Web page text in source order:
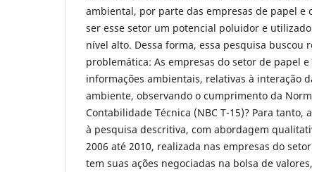
ambiental, por parte das empresas de papel e
ser esse setor um potencial poluidor e
nível alto. Dessa forma, essa pesquisa buscou
problemática: As empresas do setor de papel
informações ambientais, relativas à interação
ambiente, observando o cumprimento da
Contabilidade Técnica (NBC T-15)? Para tanto,
à pesquisa descritiva, com abordagem
2006 até 2010, realizada nas empresas do
tem suas ações negociadas na bolsa de valores,